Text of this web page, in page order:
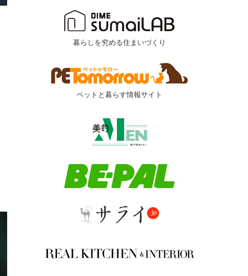
暮らしを究める住まいづくり
ペットと暮らす情報サイト